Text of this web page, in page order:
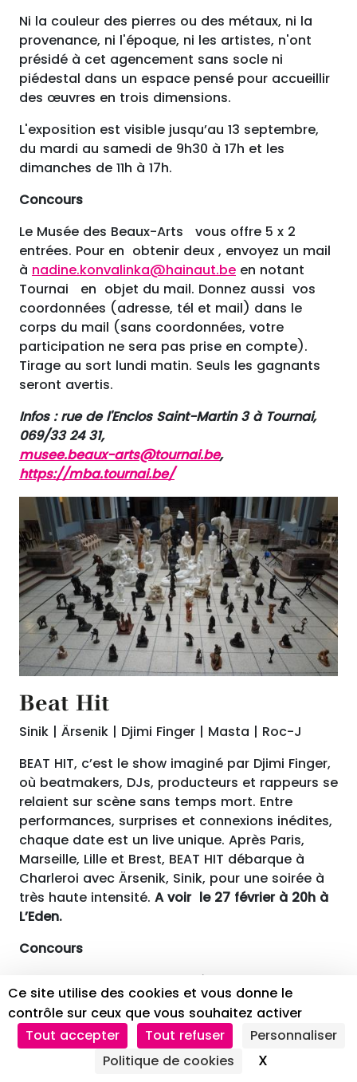
Ce site utilise des cookies et vous donne le
contrôle sur ceux que vous souhaitez activer
Tout accepter
Tout refuser
Personnaliser
Politique de cookies
X
Ni la couleur des pierres ou des métaux, ni la
provenance, ni l'époque, ni les artistes, n'ont
présidé à cet agencement sans socle ni
piédestal dans un espace pensé pour accueillir
des œuvres en trois dimensions.
L'exposition est visible jusqu’au 13 septembre,
du mardi au samedi de 9h30 à 17h et les
dimanches de 11h à 17h.
Concours
Le Musée des Beaux-Arts vous offre 5 x 2
entrées. Pour en obtenir deux , envoyez un mail
à nadine.konvalinka@hainaut.be en notant
Tournai en objet du mail. Donnez aussi vos
coordonnées (adresse, tél et mail) dans le
corps du mail (sans coordonnées, votre
participation ne sera pas prise en compte).
Tirage au sort lundi matin. Seuls les gagnants
seront avertis.
Infos : rue de l'Enclos Saint-Martin 3 à Tournai,
069/33 24 31,
musee.beaux-arts@tournai.be,
https://mba.tournai.be/
Beat Hit
Sinik | Ärsenik | Djimi Finger | Masta | Roc-J
BEAT HIT, c’est le show imaginé par Djimi Finger,
où beatmakers, DJs, producteurs et rappeurs se
relaient sur scène sans temps mort. Entre
performances, surprises et connexions inédites,
chaque date est un live unique. Après Paris,
Marseille, Lille et Brest, BEAT HIT débarque à
Charleroi avec Ärsenik, Sinik, pour une soirée à
très haute intensité. A voir le 27 février à 20h à
L’Eden.
Concours
L’Eden vous offre 2 x 2 entrées. Pour en obtenir
deux, envoyez un mail
ànadine.konvalinka@hainaut.been notant
uniquement Eden Beat en objet du mail.
Donnez aussi vos coordonnées (adresse, tél et